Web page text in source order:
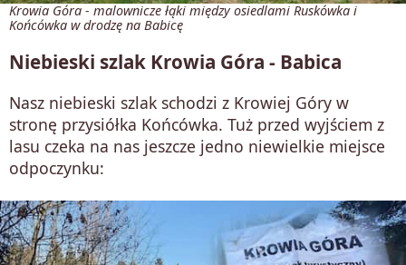
Krowia Góra - malownicze łąki między osiedlami Ruskówka i
Końcówka w drodzę na Babicę
Niebieski szlak Krowia Góra - Babica
Nasz niebieski szlak schodzi z Krowiej Góry w
stronę przysiółka Końcówka. Tuż przed wyjściem z
lasu czeka na nas jeszcze jedno niewielkie miejsce
odpoczynku: